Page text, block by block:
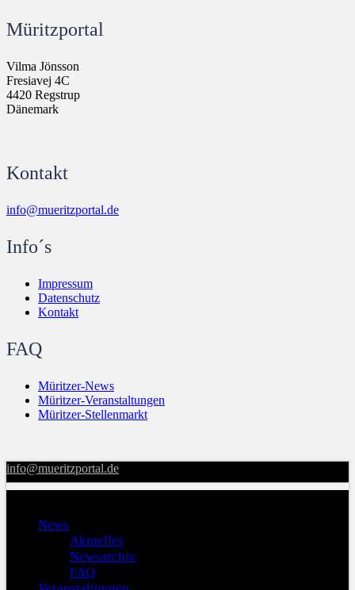
Müritzportal
Vilma Jönsson
Fresiavej 4C
4420 Regstrup
Dänemark
Kontakt
info@mueritzportal.de
Info´s
Impressum
Datenschutz
Kontakt
FAQ
Müritzer-News
Müritzer-Veranstaltungen
Müritzer-Stellenmarkt
info@mueritzportal.de
News
Aktuelles
Newsarchiv
FAQ